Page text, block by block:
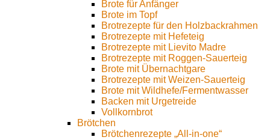
Brote für Anfänger
Brote im Topf
Brotrezepte für den Holzbackrahmen
Brotrezepte mit Hefeteig
Brotrezepte mit Lievito Madre
Brotrezepte mit Roggen-Sauerteig
Brote mit Übernachtgare
Brotrezepte mit Weizen-Sauerteig
Brote mit Wildhefe/Fermentwasser
Backen mit Urgetreide
Vollkornbrot
Brötchen
Brötchenrezepte „All-in-one“